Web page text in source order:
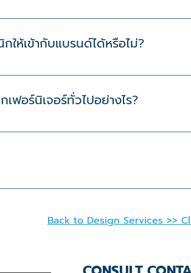
ร์ลอยตัวที่ใช้ในคลินิกโดยเฉพาะ เช่น เคาน์
ให้เข้ากับแบรนด์ได้หรือไม่?
สอดคล้องกับสไลด์และสีของแบรนด์ได้
ฟอร์นิเจอร์ทั่วไปอย่างไร?
รใช้งานทางการแพทย์ ความสะอาด ความป
ส่งถึงลูกค้าภายใน 2-3 วัน
Back to Design Services >>